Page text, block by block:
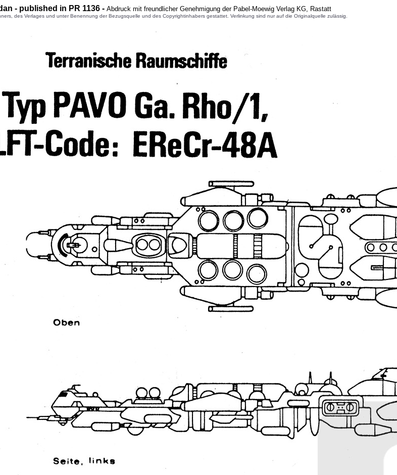
- published in PR 1136- Abdruck mit freundlicher Genehmigung der Pabel-Moewig Verlag KG, Rastatt
des Verlages und unter Benennung der Bezugsquelle und des Copyrightinhabers gestattet. Verlinkung sind nur auf die Originalquelle zulässig.